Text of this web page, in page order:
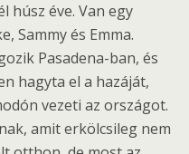
húsz éve. Van egy
Sammy és Emma.
Pasadena-ban, és
hagyta el a hazáját,
vezeti az országot.
amit erkölcsileg nem